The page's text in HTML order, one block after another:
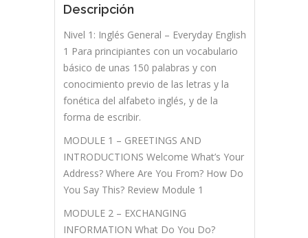
Descripción
Nivel 1: Inglés General – Everyday English
1 Para principiantes con un vocabulario
básico de unas 150 palabras y con
conocimiento previo de las letras y la
fonética del alfabeto inglés, y de la
forma de escribir.
MODULE 1 – GREETINGS AND
INTRODUCTIONS Welcome What’s Your
Address? Where Are You From? How Do
You Say This? Review Module 1
MODULE 2 – EXCHANGING
INFORMATION What Do You Do?